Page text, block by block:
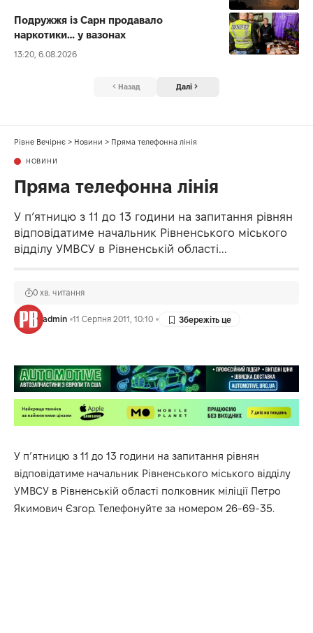
Подружжя із Сарн продавало
наркотики… у вазонах
13:20, 6.08.2026
Назад Далі
Рівне Вечірнє > Новини > Пряма телефонна лінія
НОВИНИ
Пряма телефонна лінія
У п’ятницю з 11 до 13 години на запитання рівнян
відповідатиме начальник Рівненського міського
відділу УМВСУ в Рівненській області...
admin 11 Серпня 2011, 10:10
0 хв. читання
У п’ятницю з 11 до 13 години на запитання рівнян
відповідатиме начальник Рівненського міського відділу
УМВСУ в Рівненській області полковник міліції Петро
Якимович Єзгор. Телефонуйте за номером 26-69-35.